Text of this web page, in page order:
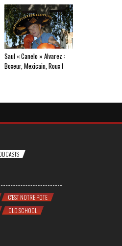
Saul « Canelo » Alvarez :
Boxeur, Mexicain, Roux !
C'EST NOTRE POTE
OLD SCHOOL